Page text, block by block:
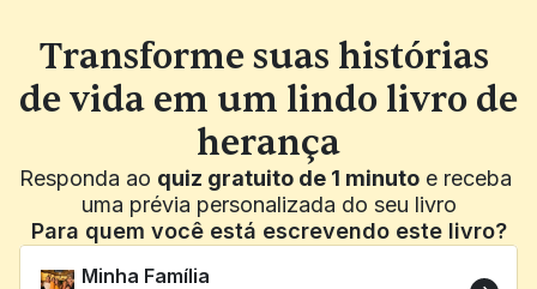
Transforme suas histórias
de vida em um lindo livro de
herança
Responda ao quiz gratuito de 1 minuto e receba
uma prévia personalizada do seu livro
Para quem você está escrevendo este livro?
Minha Família